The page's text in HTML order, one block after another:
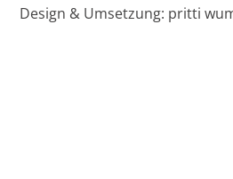
Design & Umsetzung: pritti